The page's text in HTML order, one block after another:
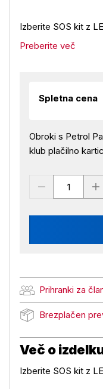
Izberite SOS kit z
Preberite več
Spletna cena
Obroki s Petrol
klub plačilno
Prihranki za
Prihranki za člane
Brezplačen
Brezplačen
Več o
Izberite SOS kit z